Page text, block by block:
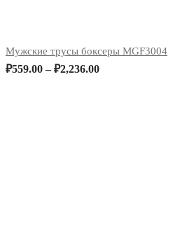
Мужские трусы боксеры MGF3004
₽559.00–₽2,236.00